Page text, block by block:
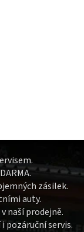
zásilek.
auty.
naší prodejně.
pozáruční servis.